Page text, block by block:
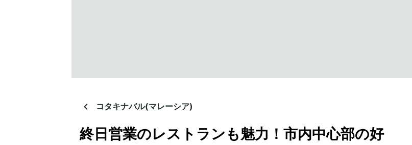
コタキナバル(マレーシア)
終日営業のレストランも魅力！市内中心部の好